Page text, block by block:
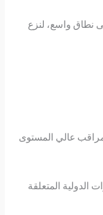
نطاق واسع، لنزع
عالي المستوى
الدولية المتعلقة